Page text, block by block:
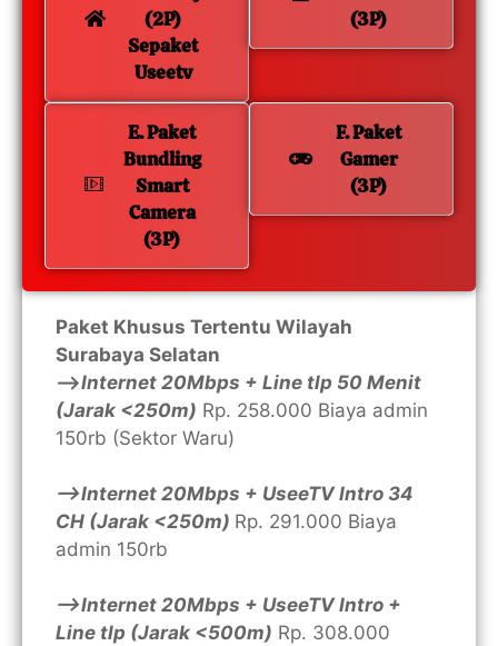
(2P)
Sepaket
Useetv
(3P)
E. Paket
Bundling
Smart
Camera
(3P)
F. Paket
Gamer
(3P)
Paket Khusus Tertentu Wilayah
Surabaya Selatan
—>Internet 20Mbps + Line tlp 50 Menit
(Jarak <250m) Rp. 258.000 Biaya admin
150rb (Sektor Waru)
—>Internet 20Mbps + UseeTV Intro 34
CH (Jarak <250m) Rp. 291.000 Biaya
admin 150rb
—>Internet 20Mbps + UseeTV Intro +
Line tlp (Jarak <500m) Rp. 308.000